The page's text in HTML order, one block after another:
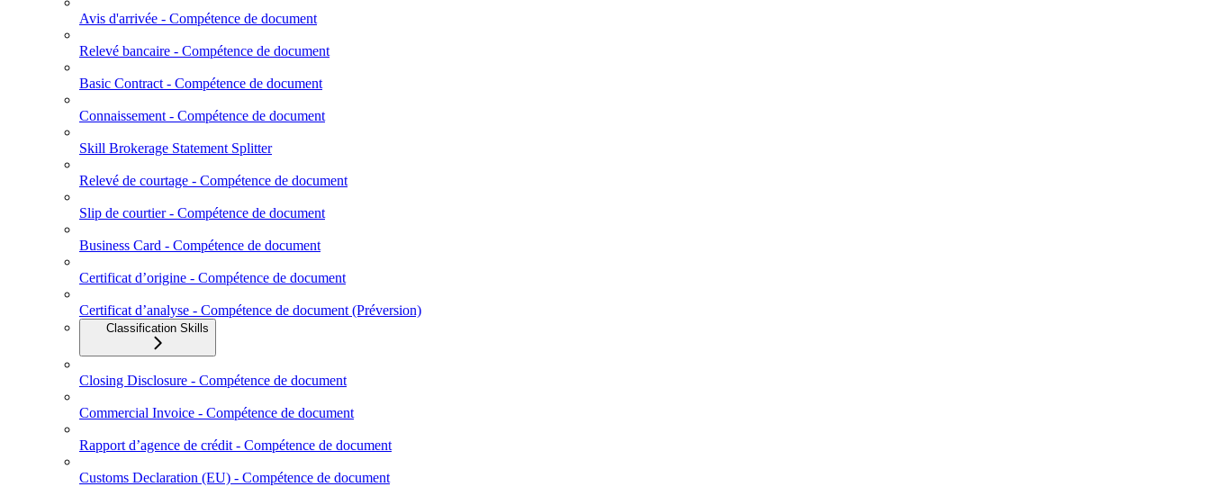
Avis d'arrivée - Compétence de document
Relevé bancaire - Compétence de document
Basic Contract - Compétence de document
Connaissement - Compétence de document
Skill Brokerage Statement Splitter
Relevé de courtage - Compétence de document
Slip de courtier - Compétence de document
Business Card - Compétence de document
Certificat d’origine - Compétence de document
Certificat d’analyse - Compétence de document (Préversion)
Classification Skills
Closing Disclosure - Compétence de document
Commercial Invoice - Compétence de document
Rapport d’agence de crédit - Compétence de document
Customs Declaration (EU) - Compétence de document